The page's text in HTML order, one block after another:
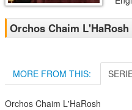
Orchos Chaim
MORE FROM THIS:
Orchos Chaim L'HaRosh